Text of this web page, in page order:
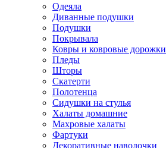
Одеяла
Диванные подушки
Подушки
Покрывала
Ковры и ковровые дорожки
Пледы
Шторы
Скатерти
Полотенца
Сидушки на стулья
Халаты домашние
Махровые халаты
Фартуки
Декоративные наволочки